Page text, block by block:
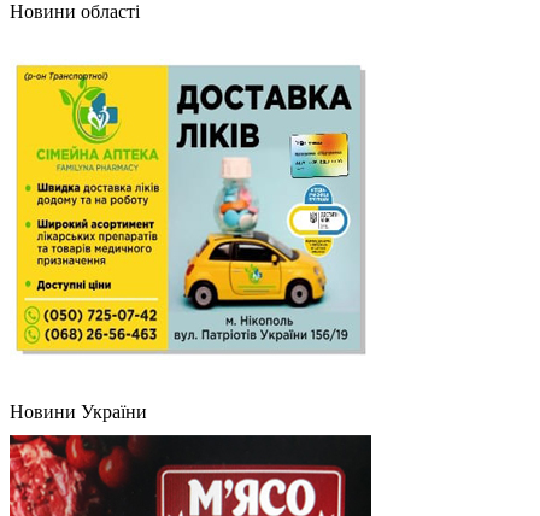
Новини області
Новини України